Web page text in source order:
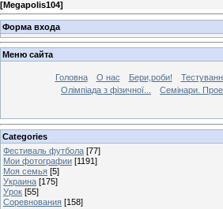
[Megapolis104]
Форма входа
Меню сайта
Головна О нас Бери,роби!
Олімпіада з фізичної...
Семінари.
Categories
Фестиваль футбола [77]
Мои фотографии [1191]
Моя семья [5]
Украина [175]
Урок [55]
Соревнования [158]